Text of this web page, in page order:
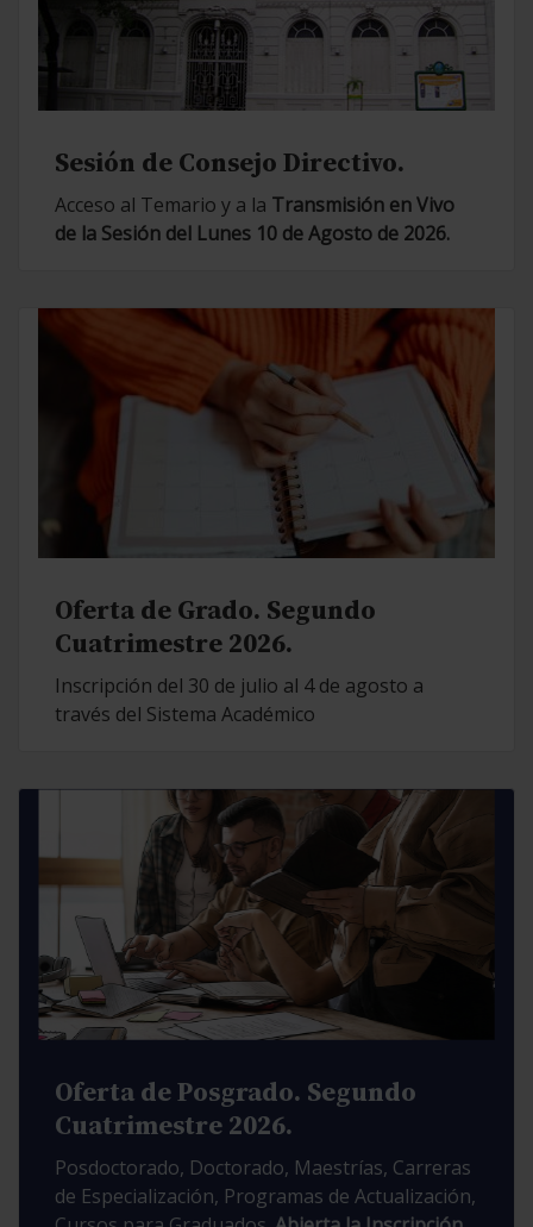
Sesión de Consejo Directivo.
Acceso al Temario y a la Transmisión en Vivo
de la Sesión del Lunes 10 de Agosto de 2026.
Oferta de Grado. Segundo
Cuatrimestre 2026.
Inscripción del 30 de julio al 4 de agosto a
través del Sistema Académico
Oferta de Posgrado. Segundo
Cuatrimestre 2026.
Posdoctorado, Doctorado, Maestrías, Carreras
de Especialización, Programas de Actualización,